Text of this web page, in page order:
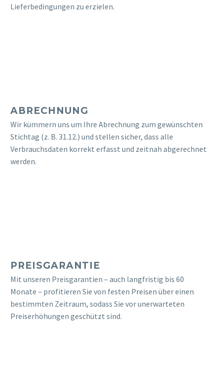
Lieferbedingungen zu erzielen.
ABRECHNUNG
Wir kümmern uns um Ihre Abrechnung zum gewünschten
Stichtag (z. B. 31.12.) und stellen sicher, dass alle
Verbrauchsdaten korrekt erfasst und zeitnah abgerechnet
werden.
PREISGARANTIE
Mit unseren Preisgarantien – auch langfristig bis 60
Monate – profitieren Sie von festen Preisen über einen
bestimmten Zeitraum, sodass Sie vor unerwarteten
Preiserhöhungen geschützt sind.